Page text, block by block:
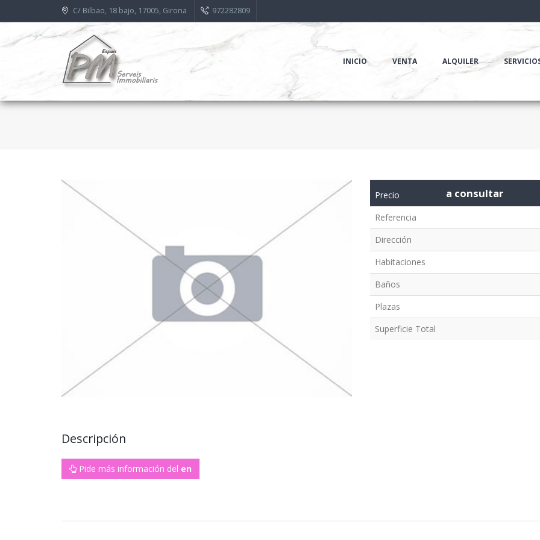
C/ Bilbao, 18 bajo, 17005, Girona 972282809
INICIO VENTA ALQUILER
Precio a consultar
Referencia
Dirección
Habitaciones
Baños
Plazas
Superficie Total
Descripción
Pide más información del en